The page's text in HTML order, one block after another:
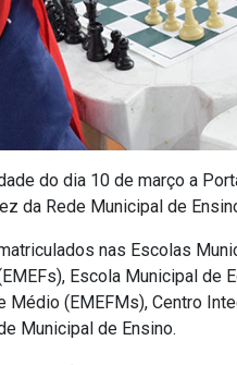
do dia 10 de março a
da Rede Municipal de
nas Escolas
Escola Municipal de
Médio (EMEFMs), Centro
Municipal de Ensino.